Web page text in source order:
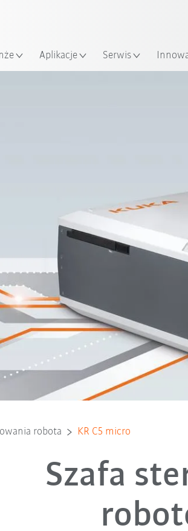
Aplikacje Serwis
robota KR C5 micro
Szafa